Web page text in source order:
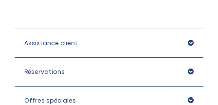
Assistance client
Réservations
Offres spéciales